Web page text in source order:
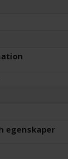
egenskaper